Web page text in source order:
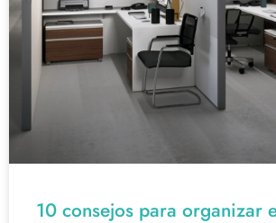
10 consejos para organizar